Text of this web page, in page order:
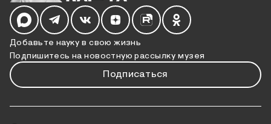
Добавьте науку в свою жизнь
Подпишитесь на новостную рассылку музея
Подписаться
Мы в социальных сетях